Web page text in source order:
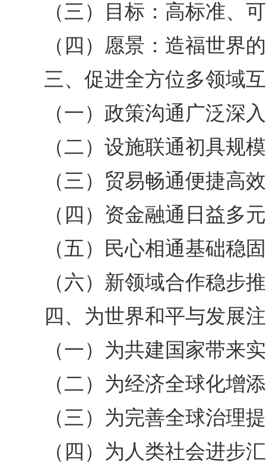
（三）目标：高标准、
（四）愿景：造福世界
三、促进全方位多领域
（一）政策沟通广泛深入
（二）设施联通初具规模
（三）贸易畅通便捷高效
（四）资金融通日益多元
（五）民心相通基础稳固
（六）新领域合作稳步
四、为世界和平与发展
（一）为共建国家带来
（二）为经济全球化增
（三）为完善全球治理
（四）为人类社会进步